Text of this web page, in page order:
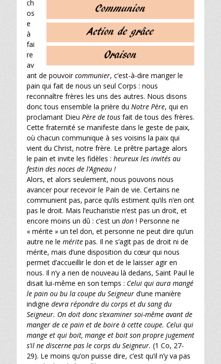
ch
os
e
à
fai
re
av
ant de pouvoircommunier, c’est-à-dire manger le
pain qui fait de nous un seul Corps : nous
reconnaître frères les uns des autres. Nous disons
donc tous ensemble la prière du Notre Père, qui en
proclamant Dieu Père de tous fait de tous des frères.
Cette fraternité se manifeste dans le geste de paix,
où chacun communique à ses voisins la paix qui
vient du Christ, notre frère. Le prêtre partage alors
le pain et invite les fidèles : heureux les invités au
festin des noces de l’Agneau !
Alors, et alors seulement, nous pouvons nous
avancer pour recevoir le Pain de vie. Certains ne
communient pas, parce qu’ils estiment qu’ils n’en ont
pas le droit. Mais l’eucharistie n’est pas un droit, et
encore moins un dû : c’est un don ! Personne ne
« mérite » un tel don, et personne ne peut dire qu’un
autre ne le mérite pas. Il ne s’agit pas de droit ni de
mérite, mais d’une disposition du cœur qui nous
permet d’accueillir le don et de le laisser agir en
nous. Il n’y a rien de nouveau là dedans, Saint Paul le
disait lui-même en son temps : Celui qui aura mangé
le pain ou bu la coupe du Seigneur d’une manière
indigne devra répondre du corps et du sang du
Seigneur. On doit donc s’examiner soi-même avant de
manger de ce pain et de boire à cette coupe. Celui qui
mange et qui boit, mange et boit son propre jugement
s’il ne discerne pas le corps du Seigneur. (1 Co, 27-
29). Le moins qu’on puisse dire, c’est qu’il n’y va pas